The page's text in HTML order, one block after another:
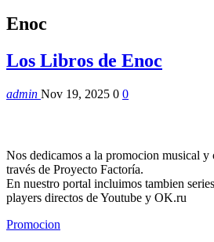
Enoc
Los Libros de Enoc
admin Nov 19, 2025 0 0
Nos dedicamos a la promocion musical
través de Proyecto Factoría.
En nuestro portal incluimos tambien
players directos de Youtube y OK.ru
Promocion